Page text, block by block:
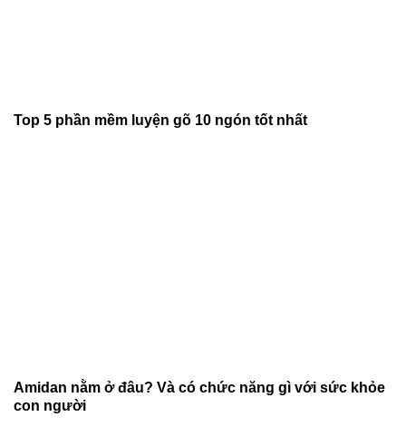
Top 5 phần mềm luyện gõ 10 ngón tốt nhất
Amidan nằm ở đâu? Và có chức năng gì với sức khỏe
con người